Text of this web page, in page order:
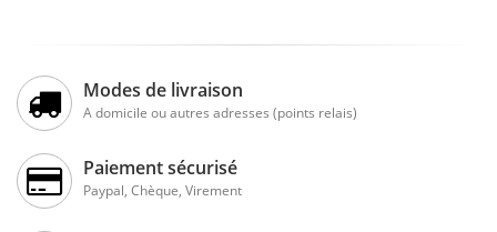
Modes de livraison
A domicile ou autres adresses (points relais)
Paiement sécurisé
Paypal, Chèque, Virement